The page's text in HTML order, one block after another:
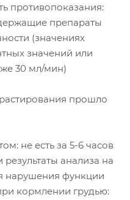
противопоказания:
препараты
(значениях
значений или
30 мл/мин)
прошло
не есть за 5-6 часов
анализа на
нарушения функции
кормлении грудью: